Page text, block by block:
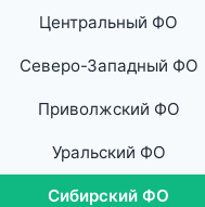
Центральный ФО
Северо-Западный ФО
Приволжский ФО
Уральский ФО
Сибирский ФО